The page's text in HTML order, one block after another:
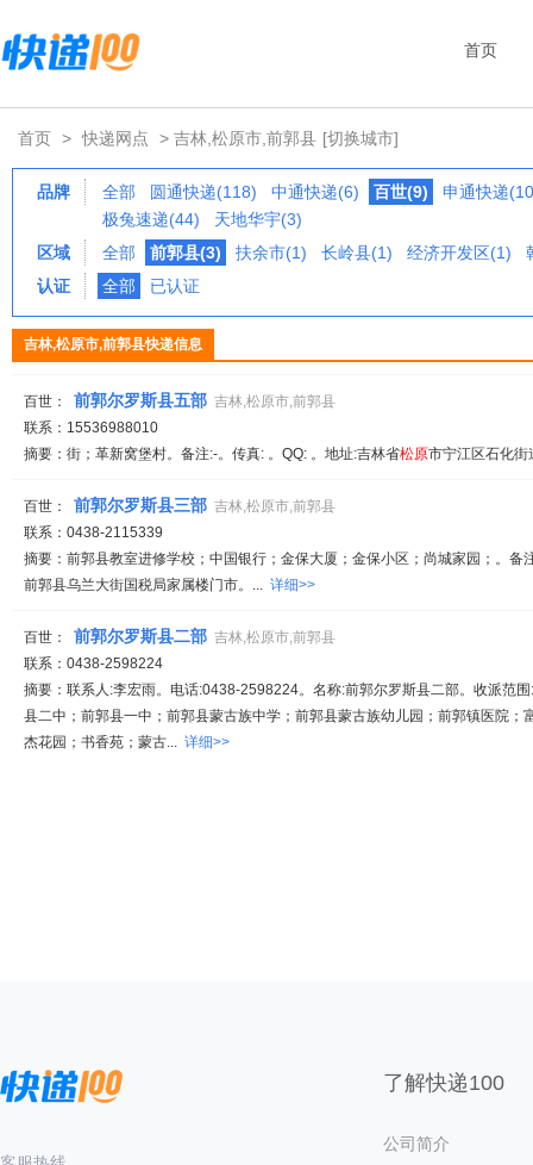
首页
首页 > 快递网点 > 吉林,松原市,前郭县 [切换城市]
品牌 全部 圆通快递(118) 中通快递(6) 百世(9)
申通快递
极兔速递(44)
天地华宇(3)
区域
全部 前郭县(3) 扶余市(1) 长岭县(1) 经济开发区(1)
认证
全部 已认证
吉林,松原市,前郭县快递信息
百世： 前郭尔罗斯县五部 吉林,松原市,前郭县
联系：15536988010
摘要：街；革新窝堡村。备注:-。传真: 。QQ: 。地址:吉林省松原市宁江区石化
百世： 前郭尔罗斯县三部 吉林,松原市,前郭县
联系：0438-2115339
摘要：前郭县教室进修学校；中国银行；金保大厦；金保小区；尚城家园；。备
前郭县乌兰大街国税局家属楼门市。... 详细>>
百世： 前郭尔罗斯县二部 吉林,松原市,前郭县
联系：0438-2598224
摘要：联系人:李宏雨。电话:0438-2598224。名称:前郭尔罗斯县二部。收派范
县二中；前郭县一中；前郭县蒙古族中学；前郭县蒙古族幼儿园；前郭镇医院；
杰花园；书香苑；蒙古... 详细>>
了解快递100
公司简介